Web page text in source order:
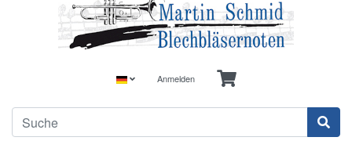
Anmelden